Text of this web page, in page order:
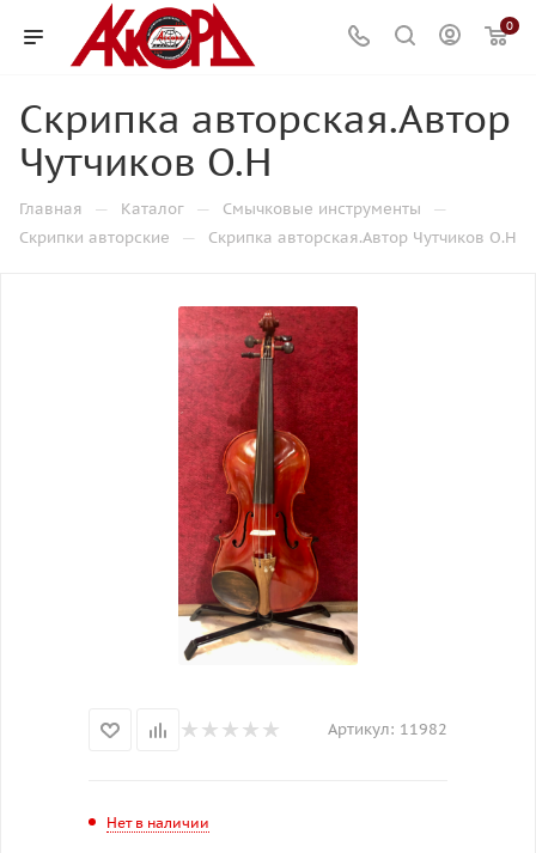
0
Скрипка авторская.Автор
Чутчиков О.Н
Главная — Каталог — Смычковые инструменты —
Скрипки авторские — Скрипка авторская.Автор Чутчиков О.Н
Артикул: 11982
Нет в наличии